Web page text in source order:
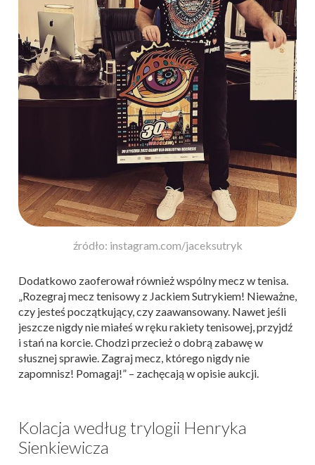
źródło: instagram.com/jaceksutryk
Dodatkowo zaoferował również wspólny mecz w tenisa.
„Rozegraj mecz tenisowy z Jackiem Sutrykiem! Nieważne,
czy jesteś początkujący, czy zaawansowany. Nawet jeśli
jeszcze nigdy nie miałeś w ręku rakiety tenisowej, przyjdź
i stań na korcie. Chodzi przecież o dobrą zabawę w
słusznej sprawie. Zagraj mecz, którego nigdy nie
zapomnisz! Pomagaj!” – zachęcają w opisie aukcji.
Kolacja według trylogii Henryka
Sienkiewicza